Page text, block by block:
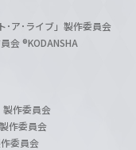
ア･ライブ」製作委員会
会 ®KODANSHA
作委員会
作委員会
委員会